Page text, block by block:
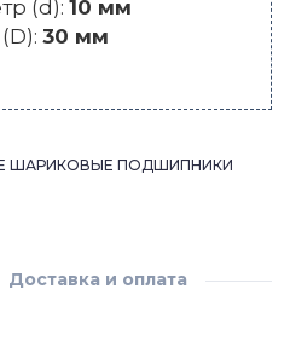
(d): 10 мм
30 мм
ШАРИКОВЫЕ ПОДШИПНИКИ
Доставка и оплата